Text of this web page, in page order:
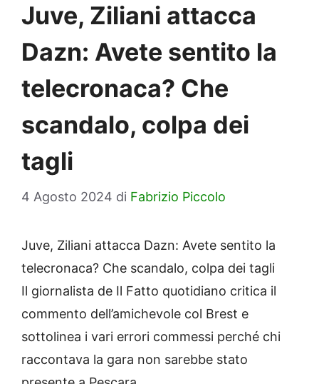
Juve, Ziliani attacca
Dazn: Avete sentito la
telecronaca? Che
scandalo, colpa dei
tagli
4 Agosto 2024 di Fabrizio Piccolo
Juve, Ziliani attacca Dazn: Avete sentito la
telecronaca? Che scandalo, colpa dei tagli
Il giornalista de Il Fatto quotidiano critica il
commento dell’amichevole col Brest e
sottolinea i vari errori commessi perché chi
raccontava la gara non sarebbe stato